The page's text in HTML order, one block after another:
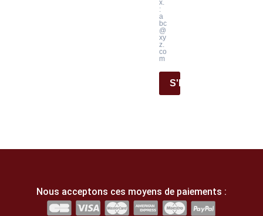
x.
:
a
bc
@
xy
z.
co
m
S'INSCRIRE
Nous acceptons ces moyens de paiements :